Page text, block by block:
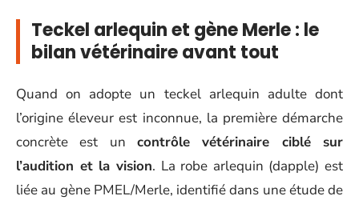
Teckel arlequin et gène Merle : le
bilan vétérinaire avant tout
Quand on adopte un teckel arlequin adulte dont
l’origine éleveur est inconnue, la première démarche
concrète est un contrôle vétérinaire ciblé sur
l’audition et la vision. La robe arlequin (dapple) est
liée au gène PMEL/Merle, identifié dans une étude de